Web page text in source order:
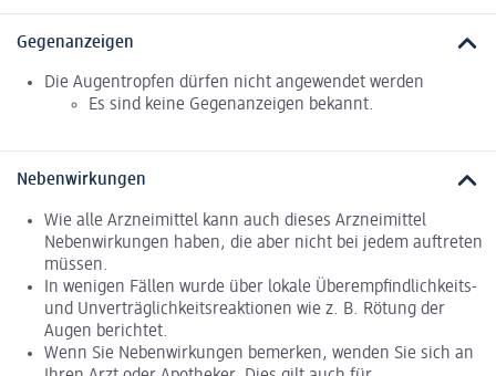
Gegenanzeigen
Die Augentropfen dürfen nicht angewendet werden
Es sind keine Gegenanzeigen bekannt.
Nebenwirkungen
Wie alle Arzneimittel kann auch dieses Arzneimittel
Nebenwirkungen haben, die aber nicht bei jedem auftreten
müssen.
In wenigen Fällen wurde über lokale Überempfindlichkeits-
und Unverträglichkeitsreaktionen wie z. B. Rötung der
Augen berichtet.
Wenn Sie Nebenwirkungen bemerken, wenden Sie sich an